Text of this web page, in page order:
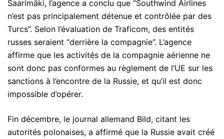
Saarimäki, l’agence a conclu que “Southwind Airlines
n’est pas principalement détenue et contrôlée par des
Turcs”. Selon l’évaluation de Traficom, des entités
russes seraient “derrière la compagnie”. L’agence
affirme que les activités de la compagnie aérienne ne
sont donc pas conformes au règlement de l’UE sur les
sanctions à l’encontre de la Russie, et qu’il est donc
impossible d’opérer.
Fin décembre, le journal allemand Bild, citant les
autorités polonaises, a affirmé que la Russie avait créé